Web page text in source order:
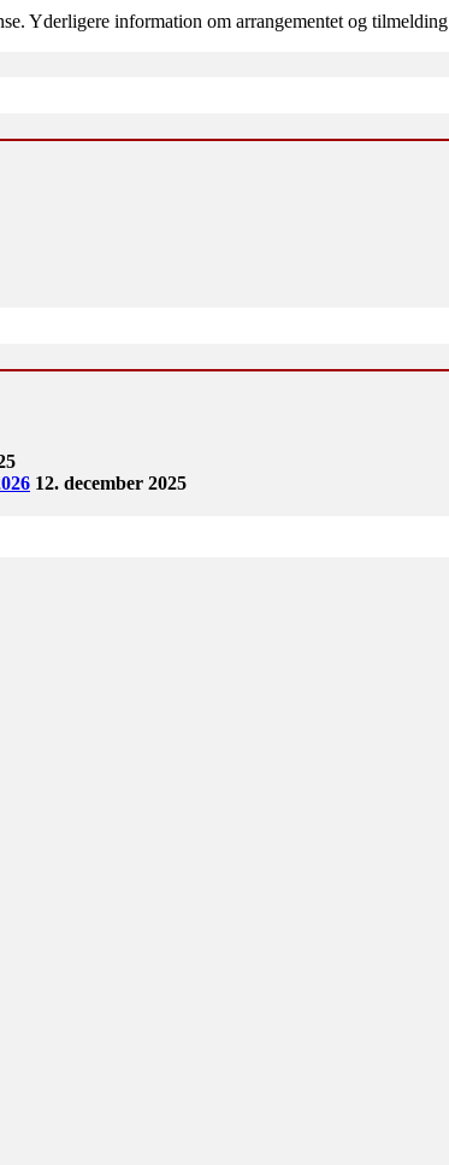
Yderligere information om arrangementet og tilmelding
12. december 2025